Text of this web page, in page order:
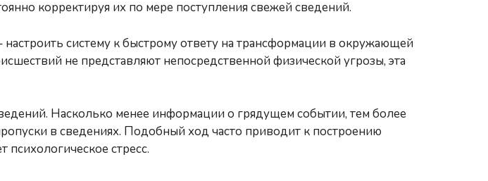
корректируя их по мере поступления свежей сведений.
систему к быстрому ответу на трансформации в окружающей
не представляют непосредственной физической угрозы, эта
Насколько менее информации о грядущем событии, тем более
в сведениях. Подобный ход часто приводит к построению
стресс.